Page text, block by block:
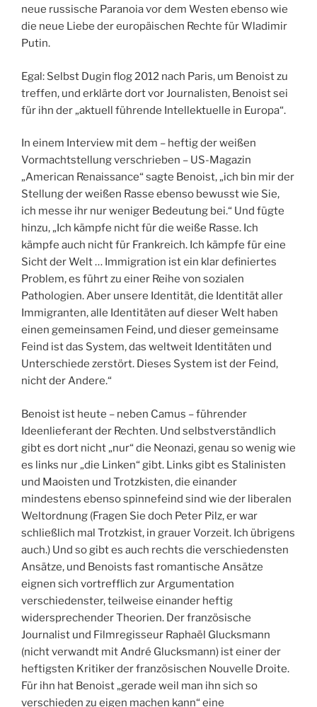
neue russische Paranoia vor dem Westen ebenso wie
die neue Liebe der europäischen Rechte für Wladimir
Putin.
Egal: Selbst Dugin flog 2012 nach Paris, um Benoist zu
treffen, und erklärte dort vor Journalisten, Benoist sei
für ihn der „aktuell führende Intellektuelle in Europa“.
In einem Interview mit dem – heftig der weißen
Vormachtstellung verschrieben – US-Magazin
„American Renaissance“ sagte Benoist, „ich bin mir der
Stellung der weißen Rasse ebenso bewusst wie Sie,
ich messe ihr nur weniger Bedeutung bei.“ Und fügte
hinzu, „Ich kämpfe nicht für die weiße Rasse. Ich
kämpfe auch nicht für Frankreich. Ich kämpfe für eine
Sicht der Welt … Immigration ist ein klar definiertes
Problem, es führt zu einer Reihe von sozialen
Pathologien. Aber unsere Identität, die Identität aller
Immigranten, alle Identitäten auf dieser Welt haben
einen gemeinsamen Feind, und dieser gemeinsame
Feind ist das System, das weltweit Identitäten und
Unterschiede zerstört. Dieses System ist der Feind,
nicht der Andere.“
Benoist ist heute – neben Camus – führender
Ideenlieferant der Rechten. Und selbstverständlich
gibt es dort nicht „nur“ die Neonazi, genau so wenig wie
es links nur „die Linken“ gibt. Links gibt es Stalinisten
und Maoisten und Trotzkisten, die einander
mindestens ebenso spinnefeind sind wie der liberalen
Weltordnung (Fragen Sie doch Peter Pilz, er war
schließlich mal Trotzkist, in grauer Vorzeit. Ich übrigens
auch.) Und so gibt es auch rechts die verschiedensten
Ansätze, und Benoists fast romantische Ansätze
eignen sich vortrefflich zur Argumentation
verschiedenster, teilweise einander heftig
widersprechender Theorien. Der französische
Journalist und Filmregisseur Raphaël Glucksmann
(nicht verwandt mit André Glucksmann) ist einer der
heftigsten Kritiker der französischen Nouvelle Droite.
Für ihn hat Benoist „gerade weil man ihn sich so
verschieden zu eigen machen kann“ eine